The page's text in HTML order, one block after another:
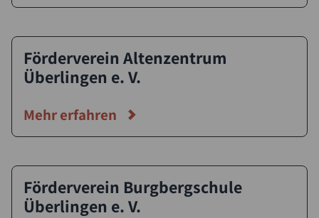
Förderverein Altenzentrum
Überlingen e. V.
Mehr erfahren
Förderverein Burgbergschule
Überlingen e. V.